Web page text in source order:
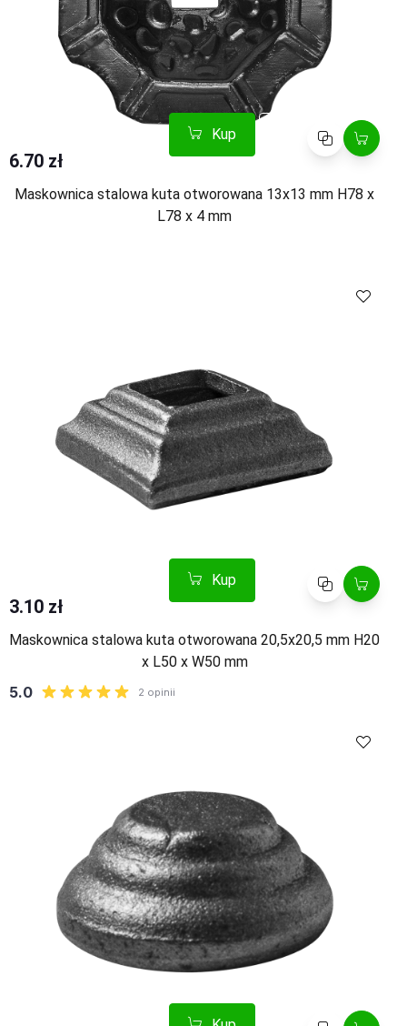
Kup Porównaj
6.70 zł
Maskownica stalowa kuta otworowana 13x13 mm H78 x
L78 x 4 mm
Kup Porównaj
3.10 zł
Maskownica stalowa kuta otworowana 20,5x20,5 mm H20
x L50 x W50 mm